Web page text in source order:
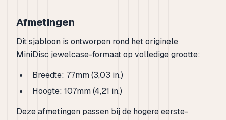
Afmetingen
Dit sjabloon is ontworpen rond het originele
MiniDisc jewelcase-formaat op volledige grootte:
Breedte: 77mm (3,03 in.)
Hoogte: 107mm (4,21 in.)
Deze afmetingen passen bij de hogere eerste-